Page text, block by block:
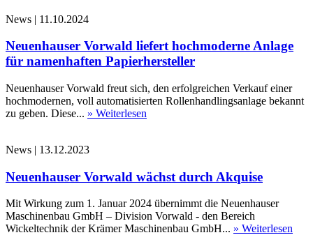
News | 11.10.2024
Neuenhauser Vorwald liefert hochmoderne Anlage
für namenhaften Papierhersteller
Neuenhauser Vorwald freut sich, den erfolgreichen Verkauf einer
hochmodernen, voll automatisierten Rollenhandlingsanlage bekannt
zu geben. Diese... » Weiterlesen
News | 13.12.2023
Neuenhauser Vorwald wächst durch Akquise
Mit Wirkung zum 1. Januar 2024 übernimmt die Neuenhauser
Maschinenbau GmbH – Division Vorwald - den Bereich
Wickeltechnik der Krämer Maschinenbau GmbH... » Weiterlesen